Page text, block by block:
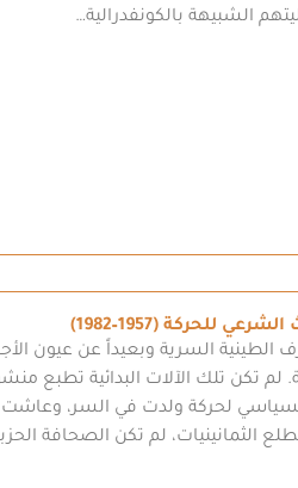
الشبيهة بالكونفدرالية…
الطينية السرية وبعيداً عن عيون
لم تكن تلك الآلات البدائية تطبع
السياسي لحركة ولدت في السر،